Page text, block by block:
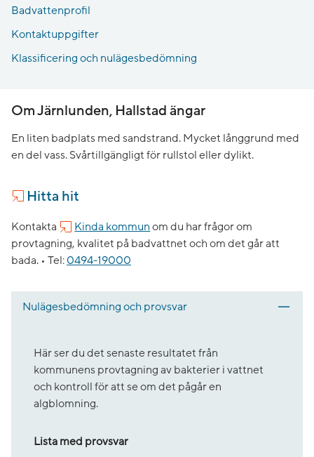
Badvattenprofil
Kontaktuppgifter
Klassificering och nulägesbedömning
Om Järnlunden, Hallstad ängar
En liten badplats med sandstrand. Mycket långgrund med
en del vass. Svårtillgängligt för rullstol eller dylikt.
Hitta hit
Kontakta Kinda kommun om du har frågor om
provtagning, kvalitet på badvattnet och om det går att
bada. • Tel: 0494-19000
Nulägesbedömning och provsvar
Här ser du det senaste resultatet från
kommunens provtagning av bakterier i vattnet
och kontroll för att se om det pågår en
algblomning.
Lista med provsvar